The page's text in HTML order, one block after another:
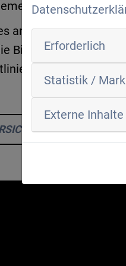
Methode.
an den
Bildung eines
hinaus mögliche
Erforderlich
Statistik /
Externe Inhalte